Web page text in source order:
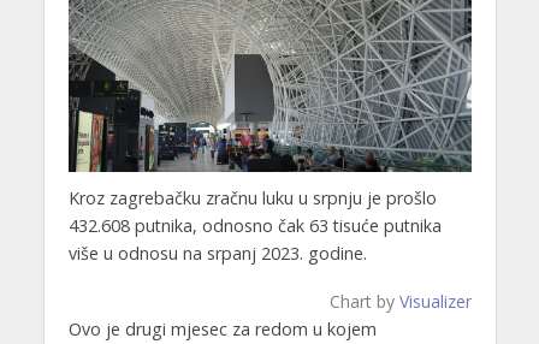
Kroz zagrebačku zračnu luku u srpnju je prošlo
432.608 putnika, odnosno čak 63 tisuće putnika
više u odnosu na srpanj 2023. godine.
Chart by Visualizer
Ovo je drugi mjesec za redom u kojem